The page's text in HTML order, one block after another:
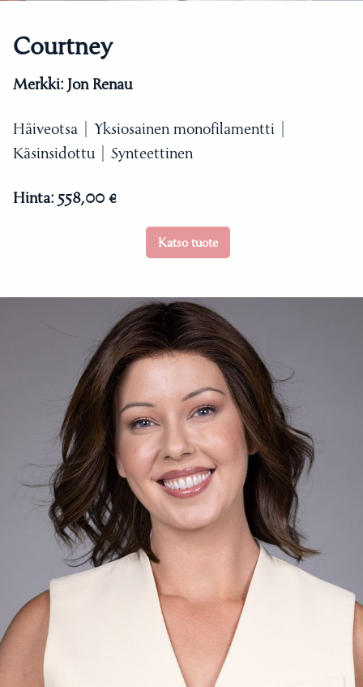
Courtney
Merkki: Jon Renau
Häiveotsa | Yksiosainen monofilamentti |
Käsinsidottu | Synteettinen
Hinta: 558,00 €
Katso tuote